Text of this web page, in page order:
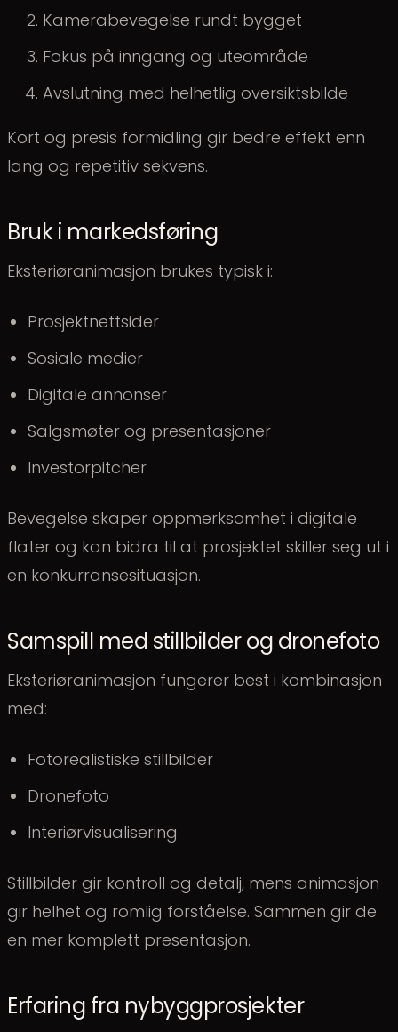
Kamerabevegelse rundt bygget
Fokus på inngang og uteområde
Avslutning med helhetlig oversiktsbilde
Kort og presis formidling gir bedre effekt enn
lang og repetitiv sekvens.
Bruk i markedsføring
Eksteriøranimasjon brukes typisk i:
Prosjektnettsider
Sosiale medier
Digitale annonser
Salgsmøter og presentasjoner
Investorpitcher
Bevegelse skaper oppmerksomhet i digitale
flater og kan bidra til at prosjektet skiller seg ut i
en konkurransesituasjon.
Samspill med stillbilder og dronefoto
Eksteriøranimasjon fungerer best i kombinasjon
med:
Fotorealistiske stillbilder
Dronefoto
Interiørvisualisering
Stillbilder gir kontroll og detalj, mens animasjon
gir helhet og romlig forståelse. Sammen gir de
en mer komplett presentasjon.
Erfaring fra nybyggprosjekter